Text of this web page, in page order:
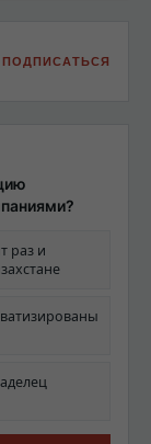
ПОДПИСАТЬСЯ
раз и